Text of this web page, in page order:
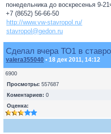
понедельника до воскресенья 9-
+7 (8652) 56-66-50
http://www.vw-stavropol.ru/
stavropol@gedon.ru
Сделал вчера ТО1 в
valera355040 • 18 дек 2011, 14:12
6900
Просмотры: 557687
Коментариев: 0
Оценка: